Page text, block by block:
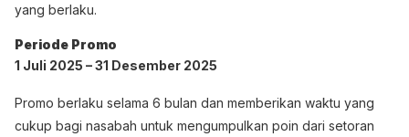
yang berlaku.
Periode Promo
1 Juli 2025 – 31 Desember 2025
Promo berlaku selama 6 bulan dan memberikan waktu yang
cukup bagi nasabah untuk mengumpulkan poin dari setoran